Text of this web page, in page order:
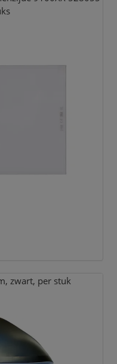
zwart, per stuk